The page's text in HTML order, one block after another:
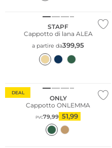
STAPF
Cappotto di lana ALEA
a partire da399,95
DEAL
ONLY
Cappotto ONLEMMA
PVC79,99 51,99